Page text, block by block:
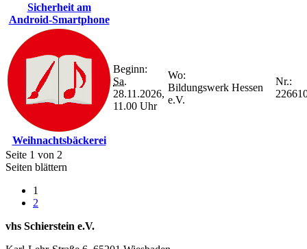
Sicherheit am
Android-Smartphone
Weihnachtsbäckerei
Beginn:
Sa.
28.11.2026,
11.00 Uhr
Wo:
Bildungswerk Hessen
e.V.
Nr.:
Seite 1 von 2
Seiten blättern
1
2
vhs Schierstein e.V.